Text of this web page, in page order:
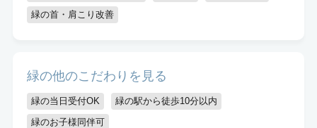
当日受付OK 都度払いOK
アメニティまたはコスメ充実
キッズスペースあり 認定講師
緑の首・肩こり改善
緑の他のこだわりを見る
緑の当日受付OK
緑の駅から徒歩10分以内
緑のお子様同伴可